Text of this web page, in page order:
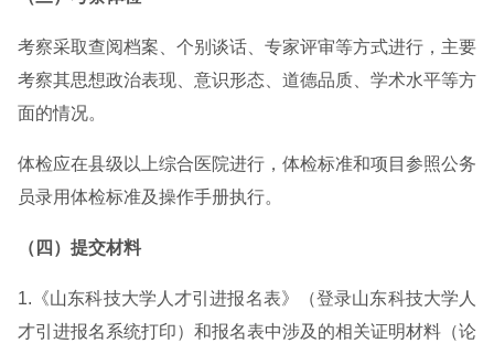
考察采取查阅档案、个别谈话、专家评审等方式进行，主要
考察其思想政治表现、意识形态、道德品质、学术水平等方
面的情况。
体检应在县级以上综合医院进行，体检标准和项目参照公务
员录用体检标准及操作手册执行。
（四）提交材料
1.《山东科技大学人才引进报名表》（登录山东科技大学人
才引进报名系统打印）和报名表中涉及的相关证明材料（论